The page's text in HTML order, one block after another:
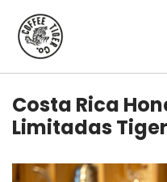
Costa Rica
Limitadas Tiger